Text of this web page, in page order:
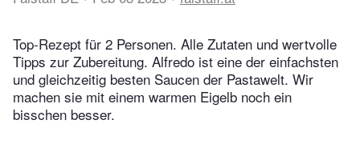
Top-Rezept für 2 Personen. Alle Zutaten und wertvolle
Tipps zur Zubereitung. Alfredo ist eine der einfachsten
und gleichzeitig besten Saucen der Pastawelt. Wir
machen sie mit einem warmen Eigelb noch ein
bisschen besser.